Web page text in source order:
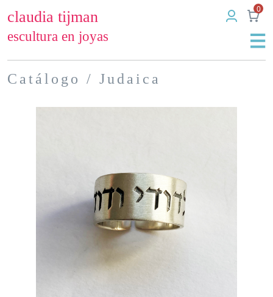
claudia tijman
escultura en joyas
0
Catálogo / Judaica